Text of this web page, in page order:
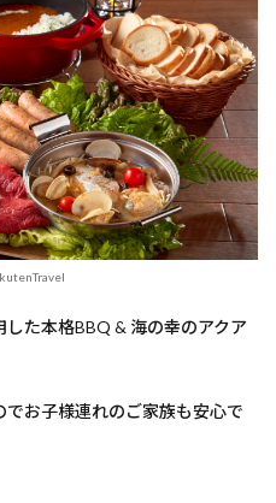
た本格BBQ & 海の幸のアクア
お子様連れのご家族も安心で